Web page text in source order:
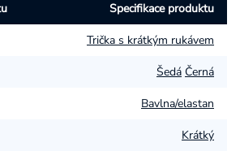
Specifikace produktu
Trička s krátkým rukávem
Šedá Černá
Bavlna/elastan
Krátký